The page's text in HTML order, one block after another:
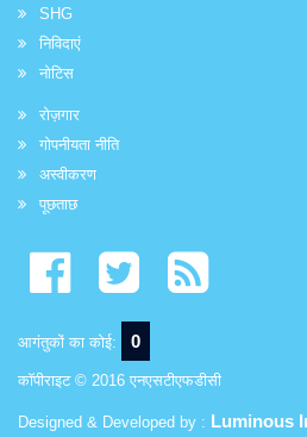
SHG
निविदाएं
नोटिस
रोज़गार
गोपनीयता नीति
अस्वीकरण
पूछताछ
आगंतुकों का कोई: 0
कॉपीराइट © 2016 एनएसटीएफडीसी
Designed & Developed by : Luminous